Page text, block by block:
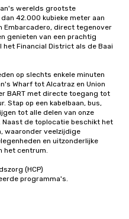
down at each venue
traverse along the
experiences not only
ways to network, but
groups, small or large.
experiences can
groups from as few
as 500 guests,
choice for any
Stress-Free Booking
more easily. You’ll
werelds grootste
42.000 kubieke meter aan
Embarcadero, direct tegenover
genieten van een prachtig
Financial District als de Baai
op slechts enkele minuten
Wharf tot Alcatraz en Union
BART met directe toegang tot
Stap op een kabelbaan, bus,
tot alle delen van onze
de toplocatie beschikt het
waaronder veelzijdige
en uitzonderlijke
het centrum.
(HCP)
programma's.